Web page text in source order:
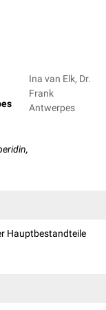
Ina van Elk, Dr.
Frank
Antwerpes
Hauptbestandteile